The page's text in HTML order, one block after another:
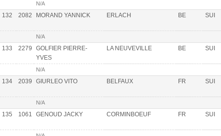
N/A
132 2082 MORAND YANNICK ERLACH BE SUI
N/A
133 2279
GOLFIER PIERRE-
YVES
LA NEUVEVILLE BE SUI
N/A
134 2039 GIURLEO VITO BELFAUX FR SUI
N/A
135 1061 GENOUD JACKY CORMINBOEUF FR SUI